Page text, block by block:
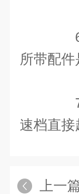
6.
所带配
7.
速档直
上一